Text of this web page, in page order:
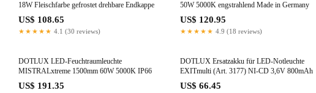
18W Fleischfarbe gefrostet drehbare Endkappe
US$ 108.65
★★★★★ 4.1 (30 reviews)
50W 5000K engstrahlend Made in Germany
US$ 120.95
★★★★★ 4.9 (18 reviews)
DOTLUX LED-Feuchtraumleuchte
MISTRALxtreme 1500mm 60W 5000K IP66
US$ 191.35
DOTLUX Ersatzakku für LED-Notleuchte
EXITmulti (Art. 3177) NI-CD 3,6V 800mAh
US$ 66.45